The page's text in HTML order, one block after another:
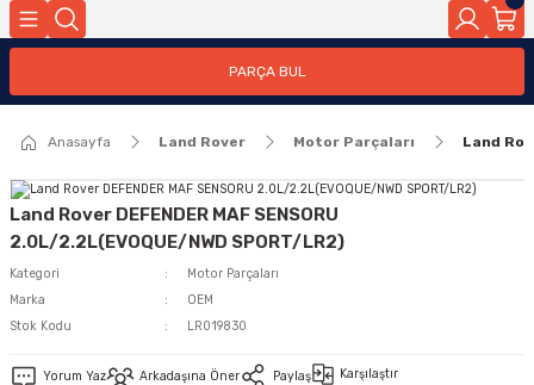
PARÇA BUL
Anasayfa Land Rover Motor Parçaları Land
Land Rover DEFENDER MAF SENSORU
2.0L/2.2L(EVOQUE/NWD SPORT/LR2)
Kategori
Motor Parçaları
Marka
OEM
Stok Kodu
LR019830
Yorum Yaz Arkadaşına Öner Paylaş Karşılaştır